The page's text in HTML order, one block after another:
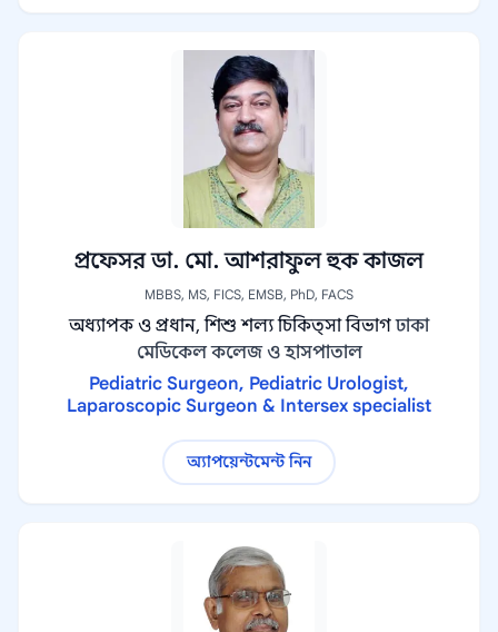
প্রফেসর ডা. মো. আশরাফুল হুক কাজল
MBBS, MS, FICS, EMSB, PhD, FACS
অধ্যাপক ও প্রধান, শিশু শল্য চিকিত্সা বিভাগ ঢাকা
মেডিকেল কলেজ ও হাসপাতাল
Pediatric Surgeon, Pediatric Urologist,
Laparoscopic Surgeon & Intersex specialist
অ্যাপয়েন্টমেন্ট নিন